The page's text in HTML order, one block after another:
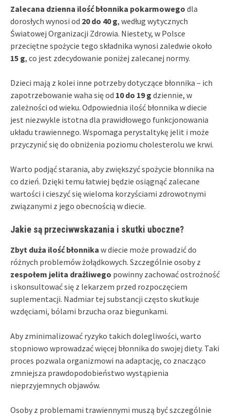
Zalecana dzienna ilość błonnika pokarmowego dla
dorosłych wynosi od 20 do 40 g, według wytycznych
Światowej Organizacji Zdrowia. Niestety, w Polsce
przeciętne spożycie tego składnika wynosi zaledwie około
15 g, co jest zdecydowanie poniżej zalecanej normy.
Dzieci mają z kolei inne potrzeby dotyczące błonnika – ich
zapotrzebowanie waha się od 10 do 19 g dziennie, w
zależności od wieku. Odpowiednia ilość błonnika w diecie
jest niezwykle istotna dla prawidłowego funkcjonowania
układu trawiennego. Wspomaga perystaltykę jelit i może
przyczynić się do obniżenia poziomu cholesterolu we krwi.
Warto podjąć starania, aby zwiększyć spożycie błonnika na
co dzień. Dzięki temu łatwiej będzie osiągnąć zalecane
wartości i cieszyć się wieloma korzyściami zdrowotnymi
związanymi z jego obecnością w diecie.
Jakie są przeciwwskazania i skutki uboczne?
Zbyt duża ilość błonnika w diecie może prowadzić do
różnych problemów żołądkowych. Szczególnie osoby z
zespołem jelita drażliwego powinny zachować ostrożność
i skonsultować się z lekarzem przed rozpoczęciem
suplementacji. Nadmiar tej substancji często skutkuje
wzdęciami, bólami brzucha oraz biegunkami.
Aby zminimalizować ryzyko takich dolegliwości, warto
stopniowo wprowadzać więcej błonnika do swojej diety. Taki
proces pozwala organizmowi na adaptację, co znacząco
zmniejsza prawdopodobieństwo wystąpienia
nieprzyjemnych objawów.
Osoby z problemami trawiennymi muszą być szczególnie